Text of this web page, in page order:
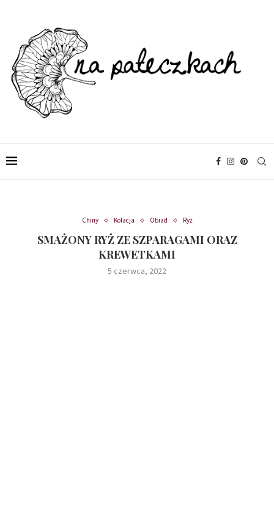
Chiny Kolacja Obiad Ryż
SMAŻONY RYŻ ZE SZPARAGAMI ORAZ
KREWETKAMI
5 czerwca, 2022